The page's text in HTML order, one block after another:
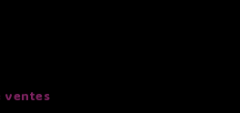
ventes